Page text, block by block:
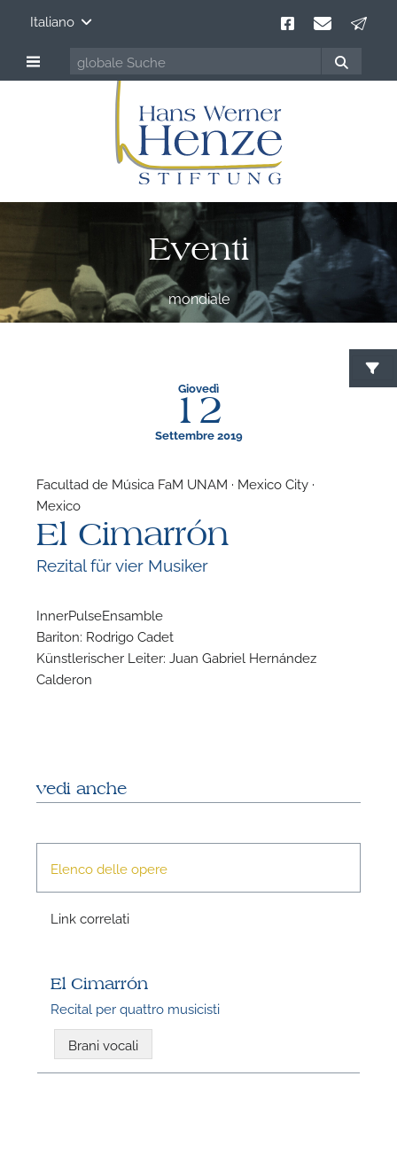
Italiano
Eventi
mondiale
Giovedì
12
Settembre 2019
Facultad de Música FaM UNAM · Mexico City ·
Mexico
El Cimarrón
Rezital für vier Musiker
InnerPulseEnsamble
Bariton: Rodrigo Cadet
Künstlerischer Leiter: Juan Gabriel Hernández
Calderon
vedi anche
Elenco delle opere
Link correlati
El Cimarrón
Recital per quattro musicisti
Brani vocali